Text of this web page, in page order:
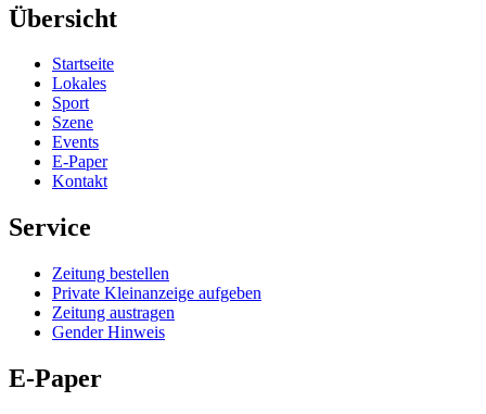
Übersicht
Startseite
Lokales
Sport
Szene
Events
E-Paper
Kontakt
Service
Zeitung bestellen
Private Kleinanzeige aufgeben
Zeitung austragen
Gender Hinweis
E-Paper